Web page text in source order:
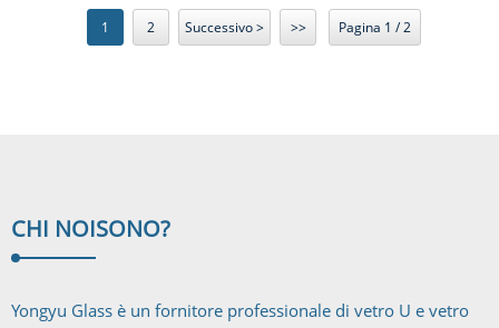
rendere il fotovoltaico parte della vita umana.Non solo è un materiale da
costruzione, ma può anche raggiungere scopi di risparmio energetico e di
1 2 Successivo > >> Pagina 1 / 2
CHI NOISONO?
Yongyu Glass è un fornitore professionale di vetro U e vetro